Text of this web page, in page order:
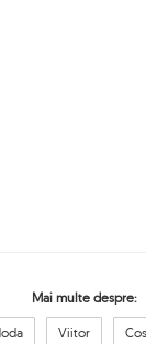
Mai multe despre:
Viitor